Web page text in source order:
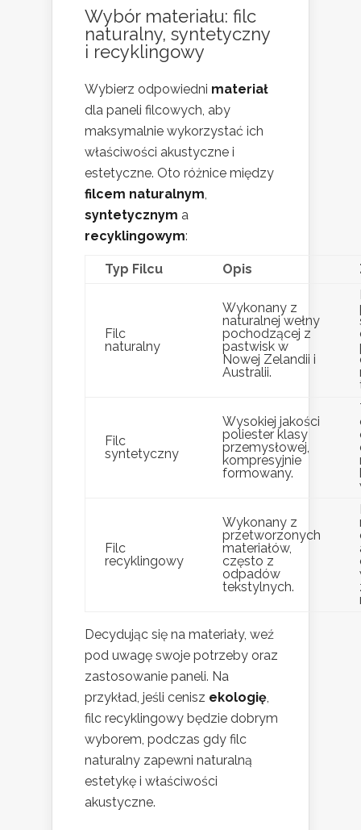
Wybór materiału: filc
naturalny, syntetyczny
i recyklingowy
Wybierz odpowiedni materiał
dla paneli filcowych, aby
maksymalnie wykorzystać ich
właściwości akustyczne i
estetyczne. Oto różnice między
filcem naturalnym,
syntetycznym a
recyklingowym:
Typ Filcu Opis
Filc
naturalny
Wykonany z
naturalnej wełny
pochodzącej z
pastwisk w
Nowej Zelandii i
Australii.
Filc
syntetyczny
Wysokiej jakości
poliester klasy
przemysłowej,
kompresyjnie
formowany.
Filc
recyklingowy
Wykonany z
przetworzonych
materiałów,
często z
odpadów
tekstylnych.
Decydując się na materiały, weź
pod uwagę swoje potrzeby oraz
zastosowanie paneli. Na
przykład, jeśli cenisz ekologię,
filc recyklingowy będzie dobrym
wyborem, podczas gdy filc
naturalny zapewni naturalną
estetykę i właściwości
akustyczne.